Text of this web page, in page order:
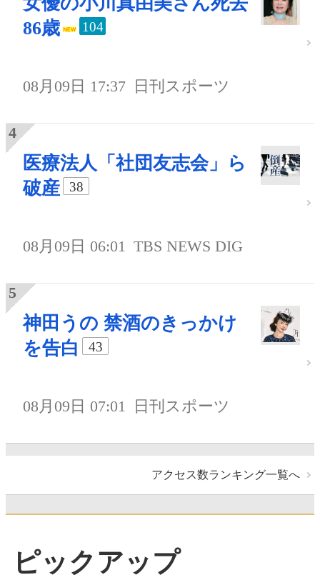
86歳
104
08月09日 17:37 日刊スポーツ
医療法人「社団友志会」ら
破産
38
08月09日 06:01 TBS NEWS DIG
神田うの 禁酒のきっかけ
を告白
43
08月09日 07:01 日刊スポーツ
アクセス数ランキング一覧へ
ピックアップ